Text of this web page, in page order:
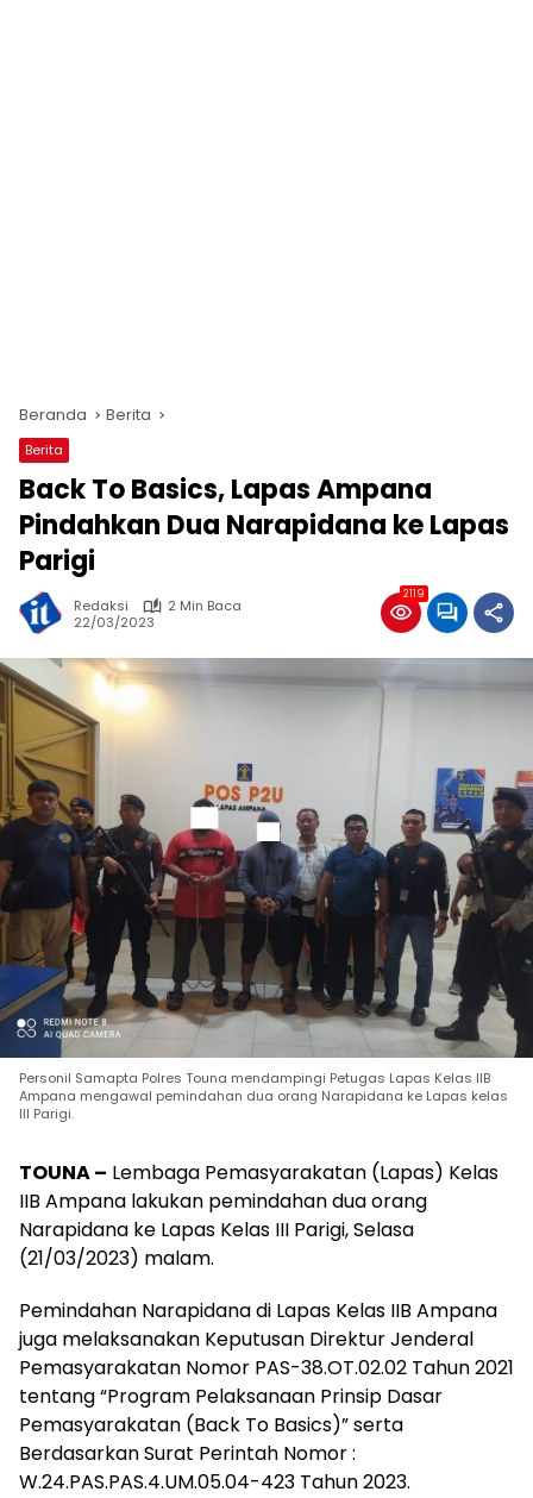
Beranda Berita
Berita
Back To Basics, Lapas Ampana
Pindahkan Dua Narapidana ke Lapas
Parigi
Redaksi
2 Min Baca
22/03/2023
2119
Personil Samapta Polres Touna mendampingi Petugas Lapas Kelas IIB
Ampana mengawal pemindahan dua orang Narapidana ke Lapas kelas
III Parigi.
TOUNA – Lembaga Pemasyarakatan (Lapas) Kelas
IIB Ampana lakukan pemindahan dua orang
Narapidana ke Lapas Kelas III Parigi, Selasa
(21/03/2023) malam.
Pemindahan Narapidana di Lapas Kelas IIB Ampana
juga melaksanakan Keputusan Direktur Jenderal
Pemasyarakatan Nomor PAS-38.OT.02.02 Tahun 2021
tentang “Program Pelaksanaan Prinsip Dasar
Pemasyarakatan (Back To Basics)” serta
Berdasarkan Surat Perintah Nomor :
W.24.PAS.PAS.4.UM.05.04-423 Tahun 2023.